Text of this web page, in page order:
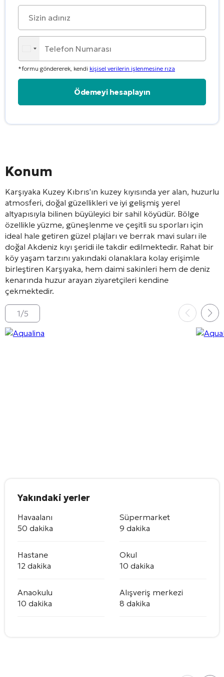
*formu göndererek, kendi kişisel verilerin işlenmesine rıza
Konum
Karşıyaka Kuzey Kıbrıs'ın kuzey kıyısında yer alan, huzurlu
atmosferi, doğal güzellikleri ve iyi gelişmiş yerel
altyapısıyla bilinen büyüleyici bir sahil köyüdür. Bölge
özellikle yüzme, güneşlenme ve çeşitli su sporları için
ideal hale getiren güzel plajları ve berrak mavi suları ile
doğal Akdeniz kıyı şeridi ile takdir edilmektedir. Rahat bir
köy yaşam tarzını yakındaki olanaklara kolay erişimle
birleştiren Karşıyaka, hem daimi sakinleri hem de deniz
kenarında huzur arayan ziyaretçileri kendine
çekmektedir.
1/5
Yakındaki yerler
Havaalanı
50 dakika
Süpermarket
9 dakika
Hastane
12 dakika
Okul
10 dakika
Anaokulu
10 dakika
Alışveriş merkezi
8 dakika